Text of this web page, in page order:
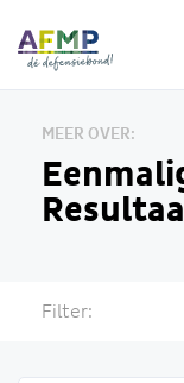
MEER OVER:
Filter: